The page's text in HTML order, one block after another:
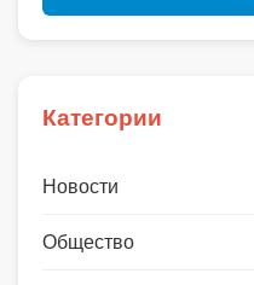
Категории
Новости
Общество